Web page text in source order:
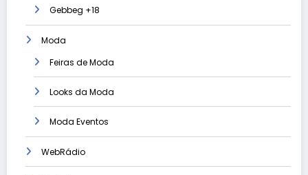
Gebbeg +18
Moda
Feiras de Moda
Looks da Moda
Moda Eventos
WebRádio